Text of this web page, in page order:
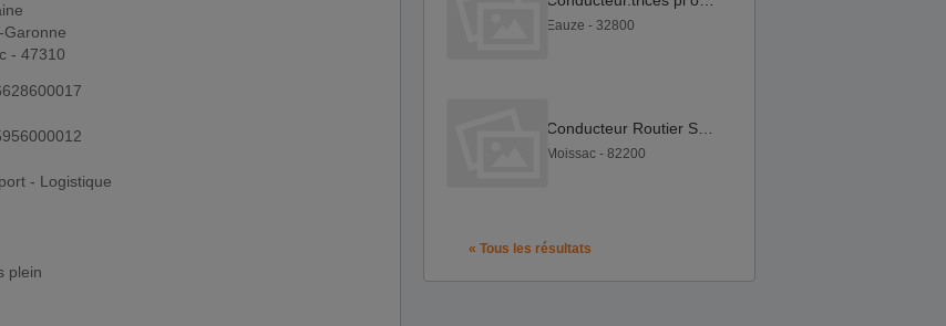
Garonne
- 47310
- Logistique
plein
Eauze - 32800
Moissac - 82200
« Tous les résultats